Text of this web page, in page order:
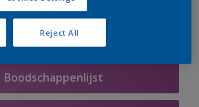
Boodschappenlijst
Reject All